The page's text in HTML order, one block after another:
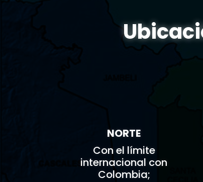
NORTE
Con el límite
internacional con
Colombia;